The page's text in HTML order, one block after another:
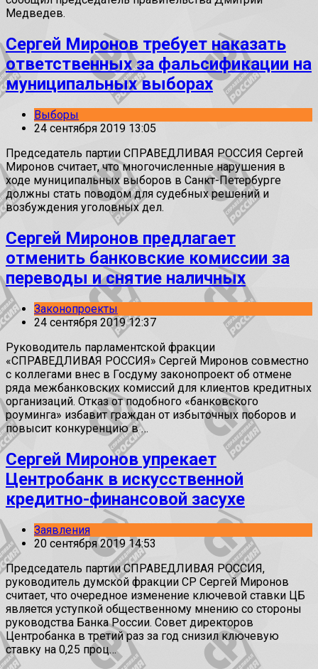
Медведев.
Сергей Миронов требует наказать
ответственных за фальсификации на
муниципальных выборах
Выборы
24 сентября 2019 13:05
Председатель партии СПРАВЕДЛИВАЯ РОССИЯ Сергей
Миронов считает, что многочисленные нарушения в
ходе муниципальных выборов в Санкт-Петербурге
должны стать поводом для судебных решений и
возбуждения уголовных дел.
Сергей Миронов предлагает
отменить банковские комиссии за
переводы и снятие наличных
Законопроекты
24 сентября 2019 12:37
Руководитель парламентской фракции
«СПРАВЕДЛИВАЯ РОССИЯ» Сергей Миронов совместно
с коллегами внес в Госдуму законопроект об отмене
ряда межбанковских комиссий для клиентов кредитных
организаций. Отказ от подобного «банковского
роуминга» избавит граждан от избыточных поборов и
повысит конкуренцию в …
Сергей Миронов упрекает
Центробанк в искусственной
кредитно-финансовой засухе
Заявления
20 сентября 2019 14:53
Председатель партии СПРАВЕДЛИВАЯ РОССИЯ,
руководитель думской фракции СР Сергей Миронов
считает, что очередное изменение ключевой ставки ЦБ
является уступкой общественному мнению со стороны
руководства Банка России. Совет директоров
Центробанка в третий раз за год снизил ключевую
ставку на 0,25 проц…